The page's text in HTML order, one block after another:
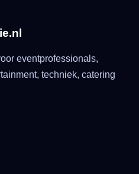
eventprofessionals,
techniek, catering